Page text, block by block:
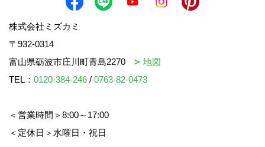
株式会社ミズカミ
〒932-0314
富山県砺波市庄川町青島2270
地図
TEL： 0120-384-246 / 0763-82-0473
＜営業時間＞8:00～17:00
＜定休日＞水曜日・祝日